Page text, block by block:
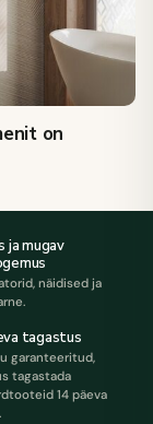
on
ja mugav
näidised ja
tagastus
garanteeritud,
tagastada
14 päeva